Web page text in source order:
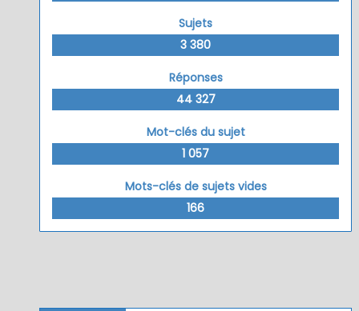
Sujets
3 380
Réponses
44 327
Mot-clés du sujet
1 057
Mots-clés de sujets vides
166